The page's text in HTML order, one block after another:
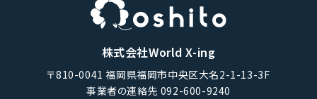
株式会社World X-ing
〒810-0041 福岡県福岡市中央区大名2-1-13-3F
事業者の連絡先 092-600-9240